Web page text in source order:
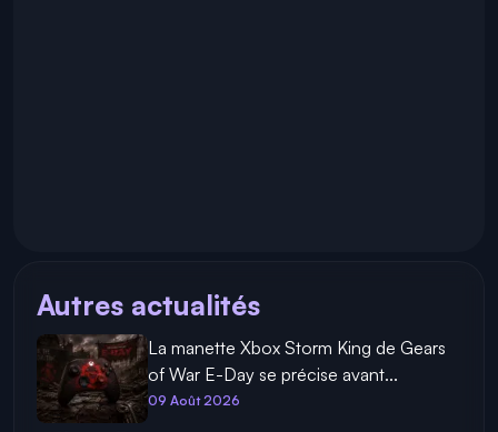
Autres actualités
La manette Xbox Storm King de Gears
of War E-Day se précise avant...
09 Août 2026